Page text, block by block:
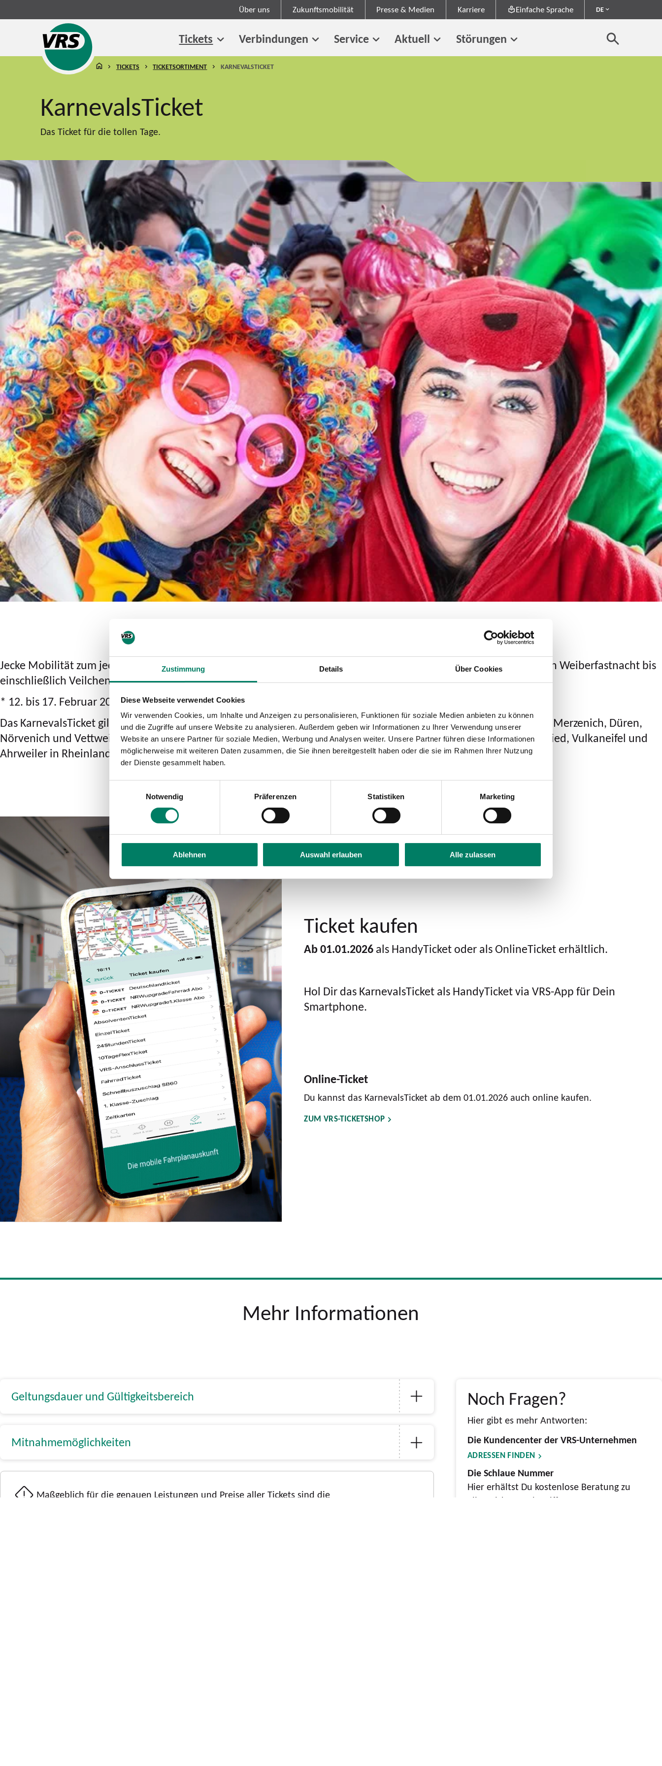
Zustimmung Details Über Cookies
Diese Webseite verwendet Cookies
Wir verwenden Cookies, um Inhalte und Anzeigen zu personalisieren, Funktionen für soziale Medien anbieten zu können
und die Zugriffe auf unsere Website zu analysieren. Außerdem geben wir Informationen zu Ihrer Verwendung unserer
Website an unsere Partner für soziale Medien, Werbung und Analysen weiter. Unsere Partner führen diese Informationen
möglicherweise mit weiteren Daten zusammen, die Sie ihnen bereitgestellt haben oder die sie im Rahmen Ihrer Nutzung
der Dienste gesammelt haben.
Notwendig
Präferenzen Statistiken Marketing
Ablehnen Auswahl erlauben Alle zulassen
Über uns Zukunftsmobilität Presse & Medien Karriere Einfache Sprache DE
Tickets Verbindungen Service Aktuell Störungen
STARTSEITE
TICKETS TICKETSORTIMENT KARNEVALSTICKET
KarnevalsTicket
Das Ticket für die tollen Tage.
Jecke Mobilität zum jecken Preis von nur 32,40 Euro! Mit dem KarnevalsTicket kannst Du ganze sechs Tage lang (von Weiberfastnacht bis
einschließlich Veilchendienstag*) beliebig oft imVRS-Netzfahren.
* 12. bis 17. Februar 2026 Betriebsschluss (= 3 Uhr nachts am Folgetag)
Das KarnevalsTicket gilt auch im sogenannten kleinen Grenzverkehr VRS/VRR sowie auf Fahrten von und nach Titz, Merzenich, Düren,
Nörvenich und Vettweiß im AVV sowie auf ausgewählten Linien aus den und in die Landkreise Altenkirchen, Neuwied, Vulkaneifel und
Ahrweiler in Rheinland-Pfalz.
Ticket kaufen
Ab 01.01.2026als HandyTicket oder als OnlineTicket erhältlich.
Hol Dir das KarnevalsTicket als HandyTicket via VRS-App für Dein
Smartphone.
Online-Ticket
Du kannst das KarnevalsTicket ab dem 01.01.2026 auch online kaufen.
ZUM VRS-TICKETSHOP
Mehr Informationen
Geltungsdauer und Gültigkeitsbereich
Mitnahmemöglichkeiten
Maßgeblich für die genauen Leistungen und Preise aller Tickets sind die
Noch Fragen?
Hier gibt es mehr Antworten:
Die Kundencenter der VRS-Unternehmen
ADRESSEN FINDEN
Die Schlaue Nummer
Hier erhältst Du kostenlose Beratung zu
allen Ticket- und Tariffragen